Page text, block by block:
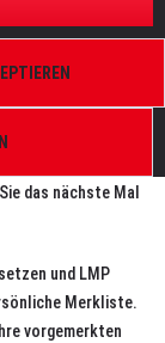
den Merkzettel
das nächste Mal
und LMP
Merkliste.
vorgemerkten